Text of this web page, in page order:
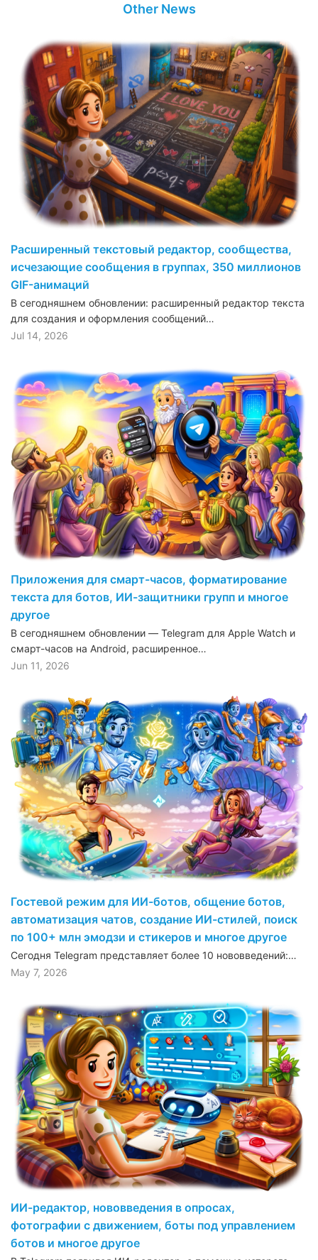
Other News
Расширенный текстовый редактор, сообщества,
исчезающие сообщения в группах, 350 миллионов
GIF-анимаций
В сегодняшнем обновлении: расширенный редактор текста
для создания и оформления сообщений…
Jul 14, 2026
Приложения для смарт-часов, форматирование
текста для ботов, ИИ-защитники групп и многое
другое
В сегодняшнем обновлении — Telegram для Apple Watch и
смарт-часов на Android, расширенное…
Jun 11, 2026
Гостевой режим для ИИ-ботов, общение ботов,
автоматизация чатов, создание ИИ-стилей, поиск
по 100+ млн эмодзи и стикеров и многое другое
Сегодня Telegram представляет более 10 нововведений:…
May 7, 2026
ИИ-редактор, нововведения в опросах,
фотографии с движением, боты под управлением
ботов и многое другое